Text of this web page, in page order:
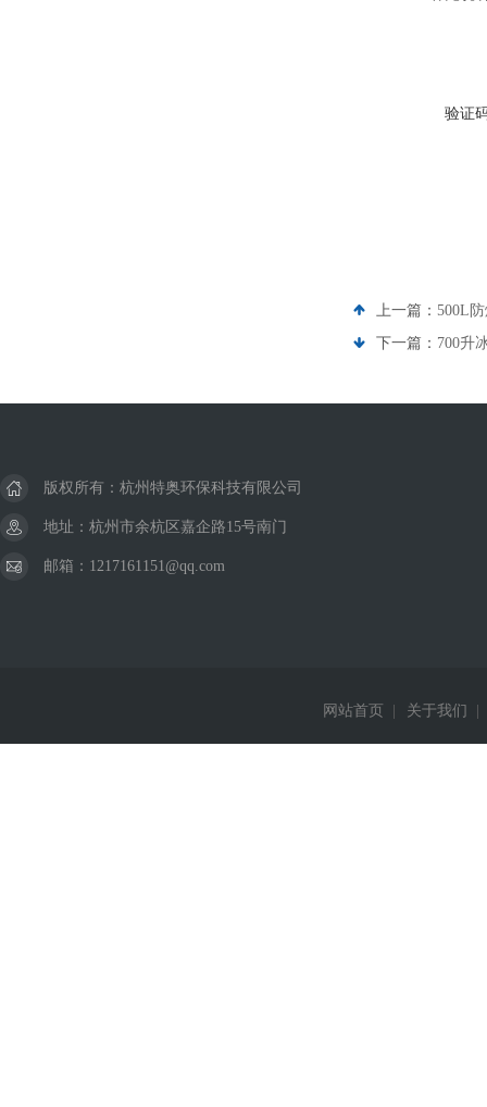
验证
上一篇： 500L
下一篇： 700升
版权所有：杭州特奥环保科技有限公司
地址：杭州市余杭区嘉企路15号南门
邮箱：1217161151@qq.com
网站首页 关于我们